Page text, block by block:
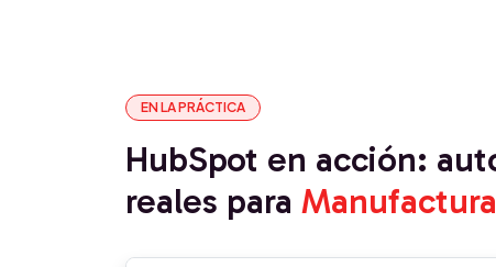
EN LA PRÁCTICA
HubSpot en acción:
reales para Manufactura